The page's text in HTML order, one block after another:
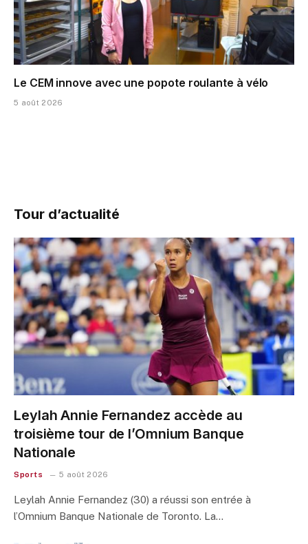
Le CEM innove avec une popote roulante à vélo
5 août 2026
Tour d’actualité
Leylah Annie Fernandez accède au
troisième tour de l’Omnium Banque
Nationale
Sports 5 août 2026
Leylah Annie Fernandez (30) a réussi son entrée à
l’Omnium Banque Nationale de Toronto. La…